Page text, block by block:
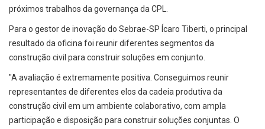
próximos trabalhos da governança da CPL.
Para o gestor de inovação do Sebrae-SP Ícaro Tiberti, o principal
resultado da oficina foi reunir diferentes segmentos da
construção civil para construir soluções em conjunto.
"A avaliação é extremamente positiva. Conseguimos reunir
representantes de diferentes elos da cadeia produtiva da
construção civil em um ambiente colaborativo, com ampla
participação e disposição para construir soluções conjuntas. O